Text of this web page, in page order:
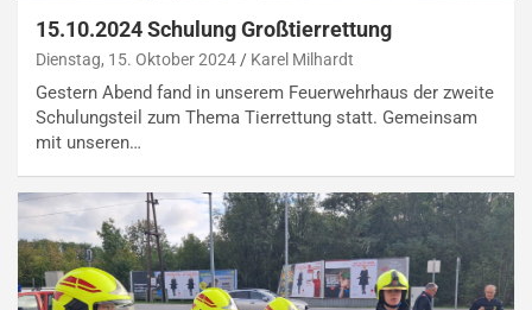
15.10.2024 Schulung Großtierrettung
Dienstag, 15. Oktober 2024 Karel Milhardt
Gestern Abend fand in unserem Feuerwehrhaus der zweite
Schulungsteil zum Thema Tierrettung statt. Gemeinsam
mit unseren…